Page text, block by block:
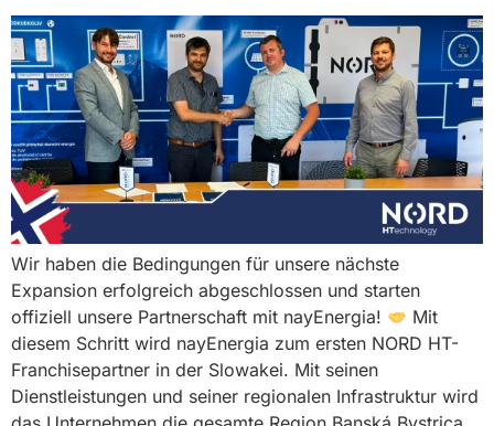
Wir haben die Bedingungen für unsere nächste
Expansion erfolgreich abgeschlossen und starten
offiziell unsere Partnerschaft mit nayEnergia!
Mit
diesem Schritt wird nayEnergia zum ersten NORD HT-
Franchisepartner in der Slowakei. Mit seinen
Dienstleistungen und seiner regionalen Infrastruktur wird